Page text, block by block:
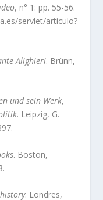
, n° 1: pp. 55-56.
servlet/articulo?
Alighieri. Brünn,
und sein Werk,
. Leipzig, G.
. Boston,
. Londres,